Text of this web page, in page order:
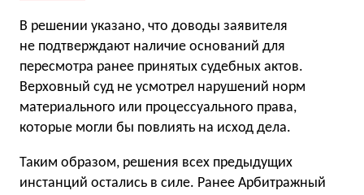
В решении указано, что доводы заявителя
не подтверждают наличие оснований для
пересмотра ранее принятых судебных актов.
Верховный суд не усмотрел нарушений норм
материального или процессуального права,
которые могли бы повлиять на исход дела.
Таким образом, решения всех предыдущих
инстанций остались в силе. Ранее Арбитражный